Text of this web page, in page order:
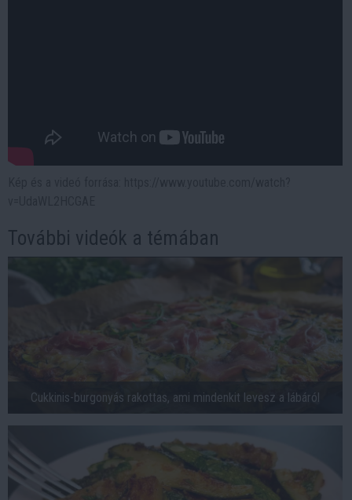
További videók a témában
Cukkinis-burgonyás rakottas, ami mindenkit levesz a lábáról